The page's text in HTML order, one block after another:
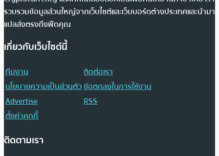
รวบรวมข้อมูลส่วนใหญ่จากเว็บไซต์และเว็บบอร์ดต่างประเทศและนำมา
แปลส่งตรงถึงฟีดคุณ
เกี่ยวกับเว็บไซต์นี้
ทีมงาน
ติดต่อเรา
นโยบายความเป็นส่วนตัวข้อตกลงในการใช้งาน
Advertise
RSS
ตั้งค่าคุกกี้
ติดตามเรา